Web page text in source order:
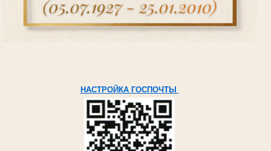
НАСТРОЙКА ГОСПОЧТЫ